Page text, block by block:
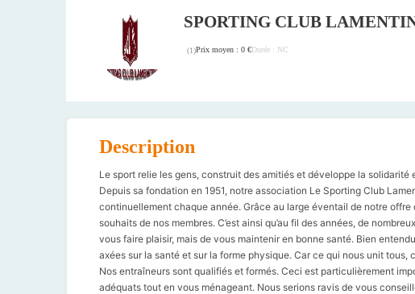
SPORTING CLUB
(1)Prix moyen : 0 €Durée : NC
Description
Le sport relie les gens, construit des amitiés et développe la
Depuis sa fondation en 1951, notre association Le Sporting Club
continuellement chaque année. Grâce au large éventail de notre
souhaits de nos membres. C’est ainsi qu’au fil des années, de
vous faire plaisir, mais de vous maintenir en bonne santé. Bien
axées sur la santé et sur la forme physique. Car ce qui nous unit tous,
Nos entraîneurs sont qualifiés et formés. Ceci est particulièrement
adéquats tout en vous ménageant. Nous serions ravis de vous